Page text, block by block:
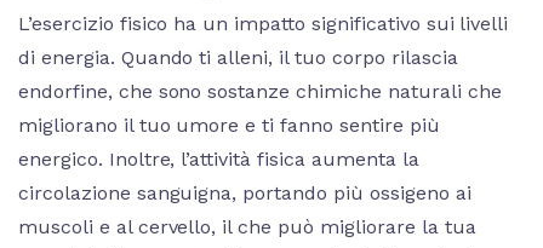
L’esercizio fisico ha un impatto significativo sui livelli
di energia. Quando ti alleni, il tuo corpo rilascia
endorfine, che sono sostanze chimiche naturali che
migliorano il tuo umore e ti fanno sentire più
energico. Inoltre, l’attività fisica aumenta la
circolazione sanguigna, portando più ossigeno ai
muscoli e al cervello, il che può migliorare la tua